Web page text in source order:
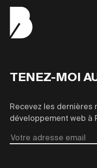
TENEZ-MOI
Recevez les dernières
développement web à